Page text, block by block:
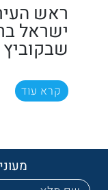
ראש
ישראל
שבקוביץ
קרא עוד